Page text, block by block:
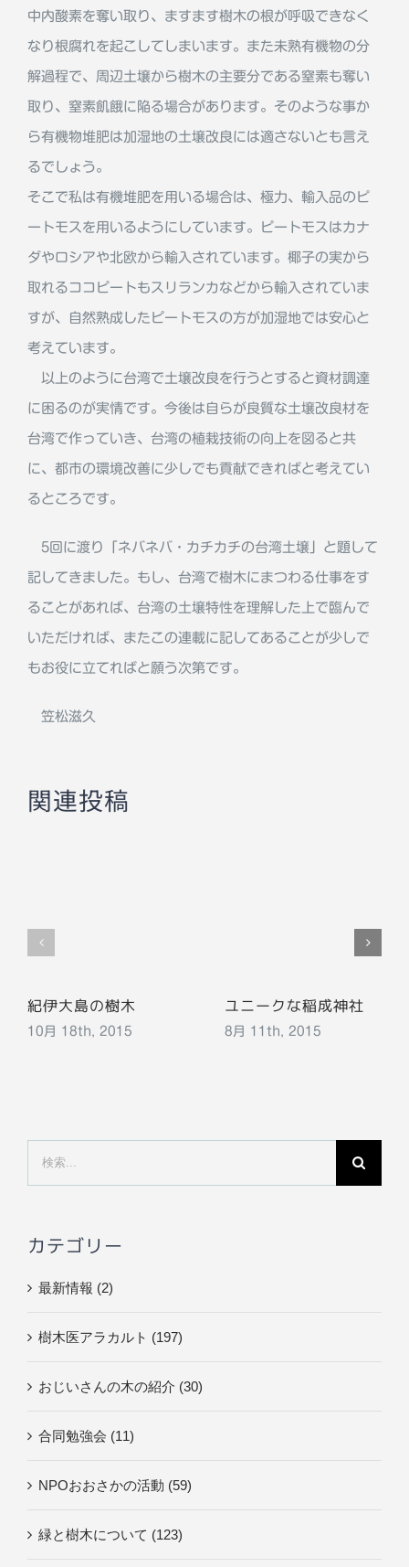
中内酸素を奪い取り、ますます樹木の根が呼吸できなく
なり根腐れを起こしてしまいます。また未熟有機物の分
解過程で、周辺土壌から樹木の主要分である窒素も奪い
取り、窒素飢餓に陥る場合があります。そのような事か
ら有機物堆肥は加湿地の土壌改良には適さないとも言え
るでしょう。
そこで私は有機堆肥を用いる場合は、極力、輸入品のピ
ートモスを用いるようにしています。ピートモスはカナ
ダやロシアや北欧から輸入されています。椰子の実から
取れるココピートもスリランカなどから輸入されていま
すが、自然熟成したピートモスの方が加湿地では安心と
考えています。
以上のように台湾で土壌改良を行うとすると資材調達
に困るのが実情です。今後は自らが良質な土壌改良材を
台湾で作っていき、台湾の植栽技術の向上を図ると共
に、都市の環境改善に少しでも貢献できればと考えてい
るところです。
5回に渡り「ネバネバ・カチカチの台湾土壌」と題して
記してきました。もし、台湾で樹木にまつわる仕事をす
ることがあれば、台湾の土壌特性を理解した上で臨んで
いただければ、またこの連載に記してあることが少しで
もお役に立てればと願う次第です。
笠松滋久
関連投稿
紀伊大島の樹木
10月 18th, 2015
ユニークな稲成神社
8月 11th, 2015
索
カテゴリー
最新情報 (2)
樹木医アラカルト (197)
おじいさんの木の紹介 (30)
合同勉強会 (11)
NPOおおさかの活動 (59)
緑と樹木について (123)